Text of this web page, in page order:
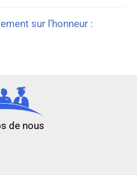
sur l’honneur :
de nous